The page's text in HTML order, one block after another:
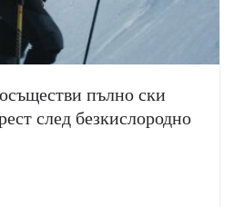
пълно ски
след безкислородно